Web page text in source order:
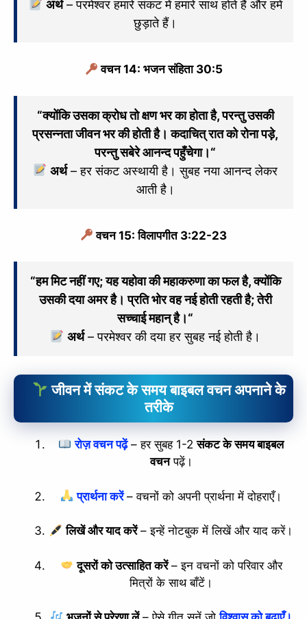
अर्थ– परमेश्वर हमारे संकट में हमारे साथ होते हैं और हमें
छुड़ाते हैं।
वचन 14: भजन संहिता 30:5
“क्योंकि उसका क्रोध तो क्षण भर का होता है,परन्तु उसकी
प्रसन्नता जीवन भर कीहोती है।कदाचित् रात को रोना पड़े,
परन्तु सबेरे आनन्द पहुँचेगा।“
अर्थ– हर संकट अस्थायी है। सुबह नया आनन्द लेकर
आती है।
वचन 15: विलापगीत 3:22-23
“हम मिट नहीं गए; यह यहोवा की महाकरुणा काफल है, क्योंकि
उसकी दया अमर है।प्रति भोर वह नई होती रहती है;तेरी
सच्‍चाई महान् है।“
अर्थ– परमेश्वर की दया हर सुबह नई होती है।
जीवन में संकट के समय बाइबल वचन अपनाने के
तरीके
रोज़ वचन पढ़ें– हर सुबह 1-2संकट के समय बाइबल
वचनपढ़ें।
प्रार्थना करें– वचनों को अपनी प्रार्थना में दोहराएँ।
लिखें और याद करें– इन्हें नोटबुक में लिखें और याद करें।
दूसरों को उत्साहित करें– इन वचनों को परिवार और
मित्रों के साथ बाँटें।